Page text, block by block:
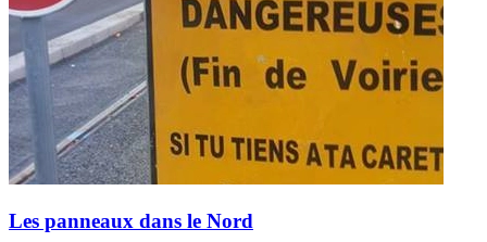
Les panneaux dans le Nord